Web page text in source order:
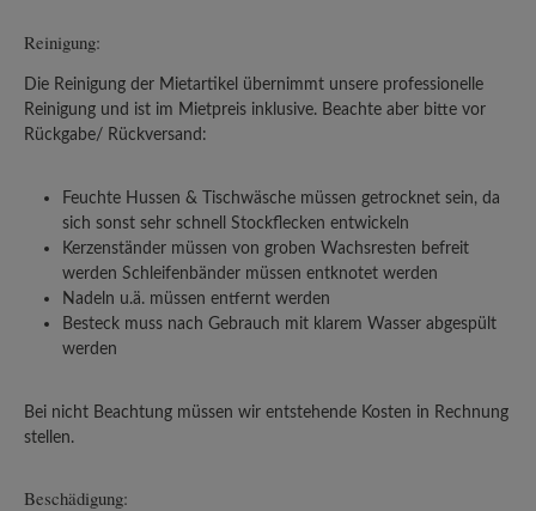
Reinigung:
Die Reinigung der Mietartikel übernimmt unsere professionelle
Reinigung und ist im Mietpreis inklusive. Beachte aber bitte vor
Rückgabe/ Rückversand:
Feuchte Hussen & Tischwäsche müssen getrocknet sein, da
sich sonst sehr schnell Stockflecken entwickeln
Kerzenständer müssen von groben Wachsresten befreit
werden Schleifenbänder müssen entknotet werden
Nadeln u.ä. müssen entfernt werden
Besteck muss nach Gebrauch mit klarem Wasser abgespült
werden
Bei nicht Beachtung müssen wir entstehende Kosten in Rechnung
stellen.
Beschädigung: